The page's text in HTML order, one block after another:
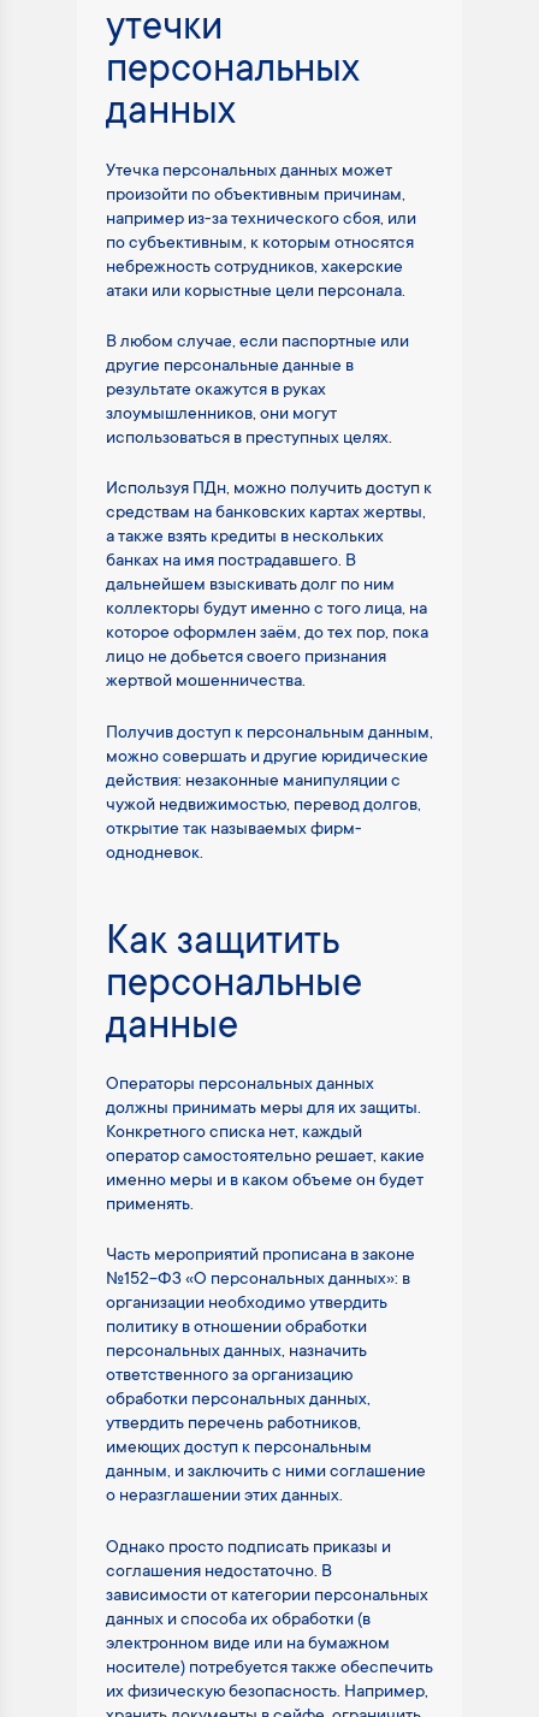
утечки
персональных
данных
Утечка персональных данных может
произойти по объективным причинам,
например из-за технического сбоя, или
по субъективным, к которым относятся
небрежность сотрудников, хакерские
атаки или корыстные цели персонала.
В любом случае, если паспортные или
другие персональные данные в
результате окажутся в руках
злоумышленников, они могут
использоваться в преступных целях.
Используя ПДн, можно получить доступ к
средствам на банковских картах жертвы,
а также взять кредиты в нескольких
банках на имя пострадавшего. В
дальнейшем взыскивать долг по ним
коллекторы будут именно с того лица, на
которое оформлен заём, до тех пор, пока
лицо не добьется своего признания
жертвой мошенничества.
Получив доступ к персональным данным,
можно совершать и другие юридические
действия: незаконные манипуляции с
чужой недвижимостью, перевод долгов,
открытие так называемых фирм-
однодневок.
Как защитить
персональные
данные
Операторы персональных данных
должны принимать меры для их защиты.
Конкретного списка нет, каждый
оператор самостоятельно решает, какие
именно меры и в каком объеме он будет
применять.
Часть мероприятий прописана в законе
№152-ФЗ «О персональных данных»: в
организации необходимо утвердить
политику в отношении обработки
персональных данных, назначить
ответственного за организацию
обработки персональных данных,
утвердить перечень работников,
имеющих доступ к персональным
данным, и заключить с ними соглашение
о неразглашении этих данных.
Однако просто подписать приказы и
соглашения недостаточно. В
зависимости от категории персональных
данных и способа их обработки (в
электронном виде или на бумажном
носителе) потребуется также обеспечить
их физическую безопасность. Например,